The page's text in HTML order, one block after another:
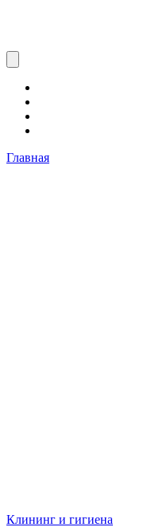
Главная
Клининг и гигиена